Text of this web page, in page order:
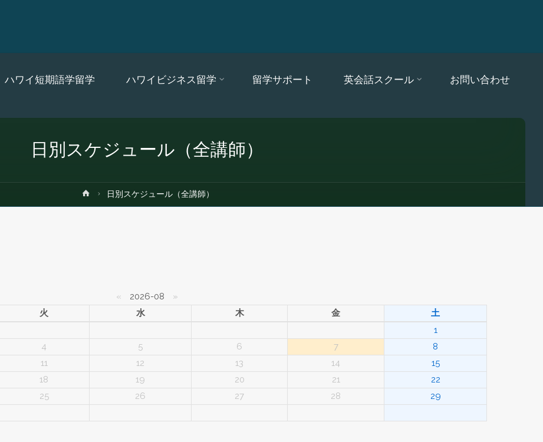
ハワイ短期語学留学 ハワイビジネス留学 留学サポート 英会話スクール お問い合わせ
日別スケジュール（全講師）
ホ
ー
日別スケジュール（全講師）
« 2026-08
»
火 水 木 金
土
1
4 5 6 7
8
11 12 13 14
15
18 19 20 21
22
25 26 27 28
29